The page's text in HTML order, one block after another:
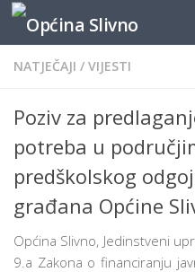
content
Skip to content
NATJEČAJI / VIJESTI
Poziv za
potreba u
predškolskog
građana Općine
Općina Slivno, Jedinstveni
9.a Zakona o financiranju